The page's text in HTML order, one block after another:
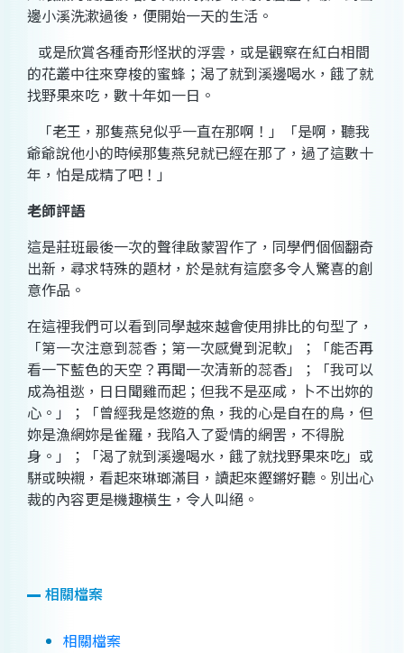
邊小溪洗漱過後，便開始一天的生活。
或是欣賞各種奇形怪狀的浮雲 ，或是觀察在紅白相間
的花叢中往來穿梭的蜜蜂 ；渴了就到溪邊喝水 ，餓了就
找野果來吃，數十年如一日。
「老王，那隻燕兒似乎一直在那啊！」「是啊，聽我
爺爺說他小的時候那隻燕兒就已經在那了，過了這數十
年，怕是成精了吧！」
老師評語
這是莊班最後一次的聲律啟蒙習作了，同學們個個翻奇
出新，尋求特殊的題材，於是就有這麼多令人驚喜的創
意作品。
在這裡我們可以看到同學越來越會使用排比的句型了，
「第一次注意到蕊香 ；第一次感覺到泥軟 」；「能否再
看一下藍色的天空？再聞一次清新的蕊香」；「我可以
成為祖逖 ，日日聞雞而起；但我不是巫咸 ，卜不出妳的
心。」；「曾經我是悠遊的魚，我的心是自在的鳥，但
妳是漁網妳是雀羅 ，我陷入了愛情的網罟，不得脫
身。」；「渴了就到溪邊喝水 ，餓了就找野果來吃」或
駢或映襯，看起來琳瑯滿目，讀起來鏗鏘好聽。別出心
裁的內容更是機趣橫生，令人叫絕。
相關檔案
相關檔案